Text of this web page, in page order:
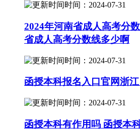
时间：2024-07-31
2024年河南省成人高考分
省成人高考分数线多少啊
时间：2024-07-31
函授本科报名入口官网浙
时间：2024-07-31
函授本科有作用吗 函授本